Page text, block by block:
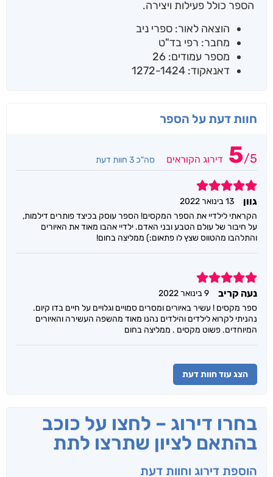
הספר כולל פעילות ויצירה.
הוצאה לאור: ספרי ניב
מחבר: רפי בד"ט
מספר עמודים: 26
דאנאקוד: 1272-1424
חוות דעת על הספר
5/5 דירוג הקוראים סה"כ 3 חוות דעת
5
גוון
13 בינואר 2022
הקראתי לילדיי את הספר המקסים! הספר עוסק בכיצד פותרים דילמות,
על חיבור של עולם הטבע ובני האדם. ילדיי אהבו מאוד את האיורים
והתלהבו מהטווס שצץ לו פתאום:) ממליצה בחום!
5
נעה קריב
9 בינואר 2022
ספר מקסים ! עשיר באיורים ומסרים סמויים וגלויים על חיים בדו קיום.
נהניתי לקרוא לילדים והילדים נהנו מאוד מהשפה העשירה והאיורים
המיוחדים. פשוט מקסים . ממליצה בחום
הצג עוד חוות דעת
בחרו דירוג – לחצו על כוכב
בהתאם לציון שתרצו לתת
הוספת דירוג וחוות דעת